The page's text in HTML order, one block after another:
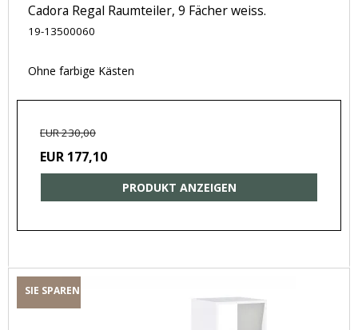
Cadora Regal Raumteiler, 9 Fächer weiss.
19-13500060
Ohne farbige Kästen
EUR 230,00
EUR 177,10
PRODUKT ANZEIGEN
SIE SPAREN